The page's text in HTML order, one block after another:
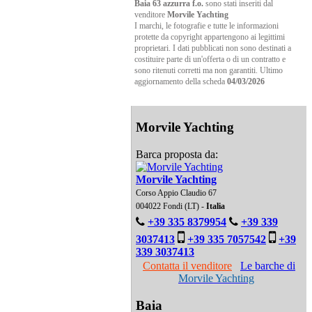
Baia 63 azzurra f.o. sono stati inseriti dal
venditore Morvile Yachting
I marchi, le fotografie e tutte le informazioni
protette da copyright appartengono ai legittimi
proprietari. I dati pubblicati non sono destinati a
costituire parte di un'offerta o di un contratto e
sono ritenuti corretti ma non garantiti. Ultimo
aggiornamento della scheda 04/03/2026
Morvile Yachting
Barca proposta da:
Morvile Yachting
Corso Appio Claudio 67
004022 Fondi (LT) - Italia
+39 335 8379954
+39 339
3037413
+39 335 7057542
+39
339 3037413
Contatta il venditore
Le barche di
Morvile Yachting
Baia